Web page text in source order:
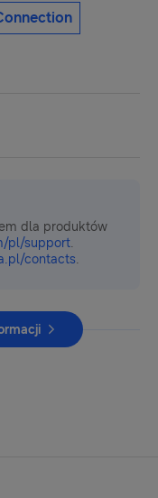
dla produktów
pl/support.
contacts.